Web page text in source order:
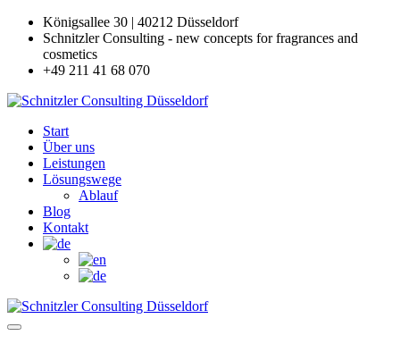
Königsallee 30 | 40212 Düsseldorf
Schnitzler Consulting - new concepts for fragrances and
cosmetics
+49 211 41 68 070
Start
Über uns
Leistungen
Lösungswege
Ablauf
Blog
Kontakt